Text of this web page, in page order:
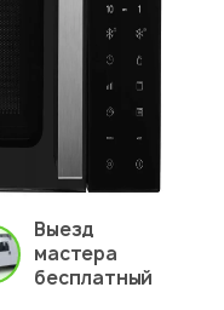
Выезд
мастера
бесплатный